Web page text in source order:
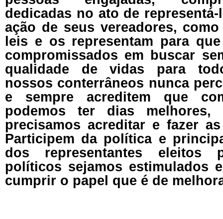
dedicadas no ato de
ação de seus vereadores,
leis e os representam para
compromissados em buscar
qualidade de vidas para
nossos conterrâneos nunca
e sempre acreditem que
podemos ter dias
precisamos acreditar e fazer
Participem da política e
dos representantes eleitos
políticos sejamos estimulados
cumprir o papel que é de